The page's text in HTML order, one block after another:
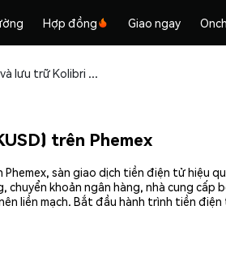
Hợp đồng Giao ngay
Mua và lưu trữ Kolibri USD (KUSD) an toàn
trên Phemex
Phemex, sàn giao dịch tiền điện tử
khoản ngân hàng, nhà cung
liền mạch. Bắt đầu hành trình tiền